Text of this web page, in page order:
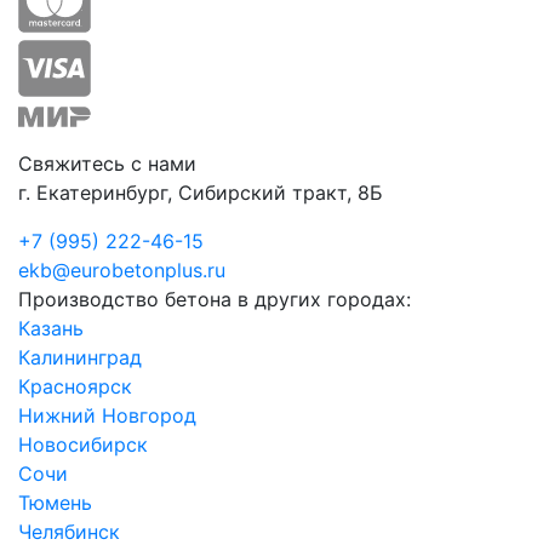
Свяжитесь с нами
г. Екатеринбург, Сибирский тракт, 8Б
+7 (995) 222-46-15
ekb@eurobetonplus.ru
Производство бетона в других городах:
Казань
Калининград
Красноярск
Нижний Новгород
Новосибирск
Сочи
Тюмень
Челябинск